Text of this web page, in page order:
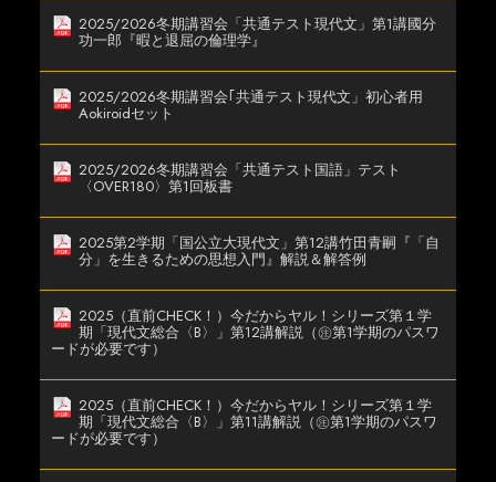
2025/2026冬期講習会「共通テスト現代文」第1講國分
功一郎『暇と退屈の倫理学』
2025/2026冬期講習会｢共通テスト現代文」初心者用
Aokiroidセット
2025/2026冬期講習会「共通テスト国語」テスト
〈OVER180〉第1回板書
2025第2学期「国公立大現代文」第12講竹田青嗣『「自
分」を生きるための思想入門』解説＆解答例
2025（直前CHECK！）今だからヤル！シリーズ第１学
期「現代文総合〈B〉」第12講解説（㊟第1学期のパスワ
ードが必要です）
2025（直前CHECK！）今だからヤル！シリーズ第１学
期「現代文総合〈B〉」第11講解説（㊟第1学期のパスワ
ードが必要です）